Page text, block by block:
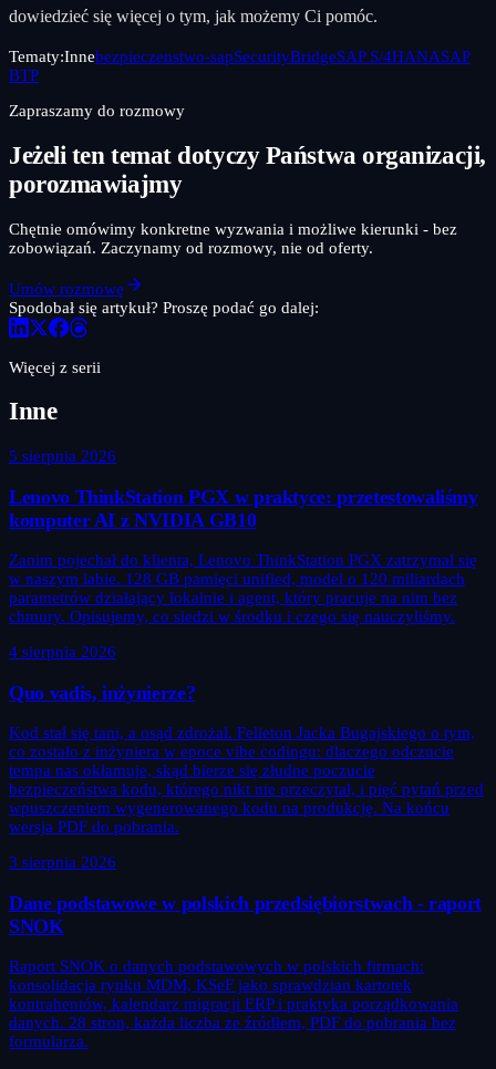
dowiedzieć się więcej o tym, jak możemy Ci pomóc.
Tematy:Innebezpieczenstwo-sapSecurityBridgeSAP S/4HANASAP
BTP
Zapraszamy do rozmowy
Jeżeli ten temat dotyczy Państwa organizacji,
porozmawiajmy
Chętnie omówimy konkretne wyzwania i możliwe kierunki - bez
zobowiązań. Zaczynamy od rozmowy, nie od oferty.
Umów rozmowę
Spodobał się artykuł? Proszę podać go dalej:
Więcej z serii
Inne
5 sierpnia 2026
Lenovo ThinkStation PGX w praktyce: przetestowaliśmy
komputer AI z NVIDIA GB10
Zanim pojechał do klienta, Lenovo ThinkStation PGX zatrzymał się
w naszym labie. 128 GB pamięci unified, model o 120 miliardach
parametrów działający lokalnie i agent, który pracuje na nim bez
chmury. Opisujemy, co siedzi w środku i czego się nauczyliśmy.
4 sierpnia 2026
Quo vadis, inżynierze?
Kod stał się tani, a osąd zdrożał. Felieton Jacka Bugajskiego o tym,
co zostało z inżyniera w epoce vibe codingu: dlaczego odczucie
tempa nas okłamuje, skąd bierze się złudne poczucie
bezpieczeństwa kodu, którego nikt nie przeczytał, i pięć pytań przed
wpuszczeniem wygenerowanego kodu na produkcję. Na końcu
wersja PDF do pobrania.
3 sierpnia 2026
Dane podstawowe w polskich przedsiębiorstwach - raport
SNOK
Raport SNOK o danych podstawowych w polskich firmach:
konsolidacja rynku MDM, KSeF jako sprawdzian kartotek
kontrahentów, kalendarz migracji ERP i praktyka porządkowania
danych. 28 stron, każda liczba ze źródłem, PDF do pobrania bez
formularza.